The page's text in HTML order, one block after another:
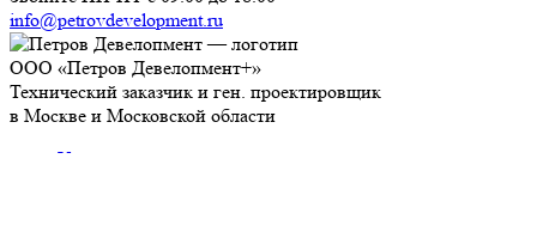
info@petrovdevelopment.ru
ООО «Петров Девелопмент+»
Технический заказчик и ген. проектировщик
в Москве и Московской области
Услуги